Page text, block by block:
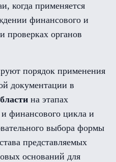
когда применяется
финансового и
проверках органов
порядок применения
документации в
на этапах
и финансового цикла и
выбора формы
представляемых
оснований для